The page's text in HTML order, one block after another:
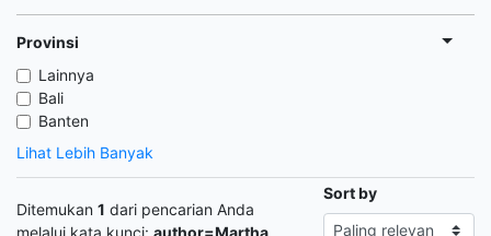
Provinsi
Lainnya
Bali
Banten
Lihat Lebih Banyak
Ditemukan 1 dari pencarian Anda
melalui kata kunci: author=Martha
Sort by